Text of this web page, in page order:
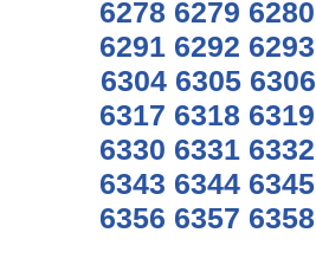
6278 6279 6280
6291 6292 6293
6304 6305 6306
6317 6318 6319
6330 6331 6332
6343 6344 6345
6356 6357 6358